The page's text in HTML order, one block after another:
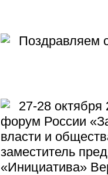
Поздравляем
27-28
форум России
власти и
заместитель
«Инициатива»